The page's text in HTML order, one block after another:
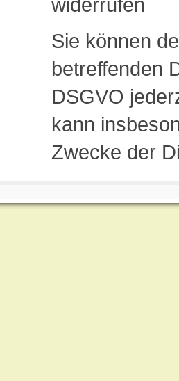
Sie können
betreffenden
DSGVO
kann
Zwecke der